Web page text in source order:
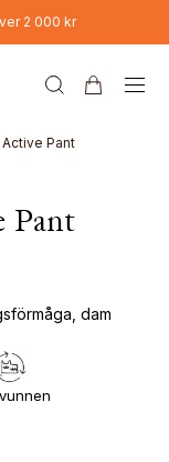
2 000 kr
Pant
Pant
dam